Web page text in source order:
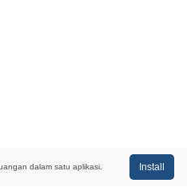
dalam satu aplikasi. Install